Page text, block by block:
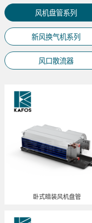
风机盘管系列
新风换气机系列
风口散流器
卧式暗装风机盘管